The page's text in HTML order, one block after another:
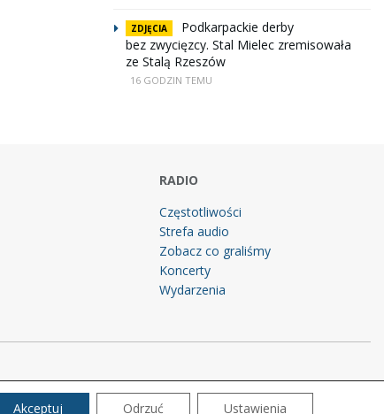
ZDJĘCIA
Podkarpackie derby
bez zwycięzcy. Stal Mielec zremisowała
ze Stalą Rzeszów
16 GODZIN TEMU
RADIO
Częstotliwości
Strefa audio
Zobacz co graliśmy
Koncerty
Wydarzenia
Akceptuj Odrzuć Ustawienia